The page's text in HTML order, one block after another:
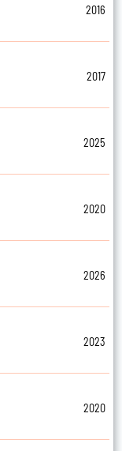
2016
2017
2025
2020
2026
2023
2020